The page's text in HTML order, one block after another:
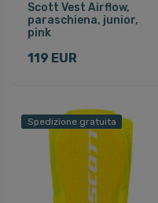
Scott Vest Airflow,
paraschiena, junior,
pink
119 EUR
Spedizione gratuita